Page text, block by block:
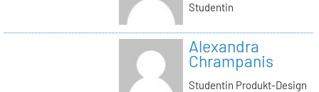
Studentin
Alexandra
Chrampanis
Studentin Produkt-Design